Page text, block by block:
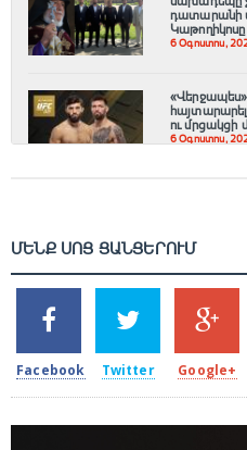
դատարանի
Կաթողիկոսը
6 Օգոստոս,
ու մրցակցի
6 Օգոստոս,
ՄԵՆՔ ՍՈՑ ՑԱՆՑԵՐՈՒՄ
2k
SHARES
Facebook
1.5k
TWEETS
Twitter
203
SHARES
Google+